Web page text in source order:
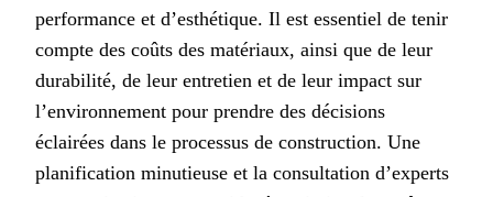
performance et d’esthétique. Il est essentiel de tenir
compte des coûts des matériaux, ainsi que de leur
durabilité, de leur entretien et de leur impact sur
l’environnement pour prendre des décisions
éclairées dans le processus de construction. Une
planification minutieuse et la consultation d’experts